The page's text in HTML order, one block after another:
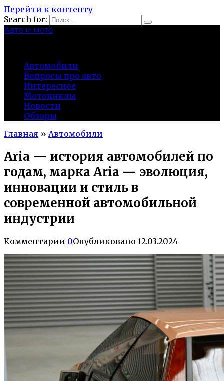
Перейти к контенту
Search for:
Авто и мото
Автомобили
Вопросы про авто
Интересное
Мотоциклы
Новости
Обзоры
Главная » Автомобили
Aria — история автомобилей по
годам, марка Aria — эволюция,
инновации и стиль в
современной автомобильной
индустрии
Комментарии 0Опубликовано 12.03.2024